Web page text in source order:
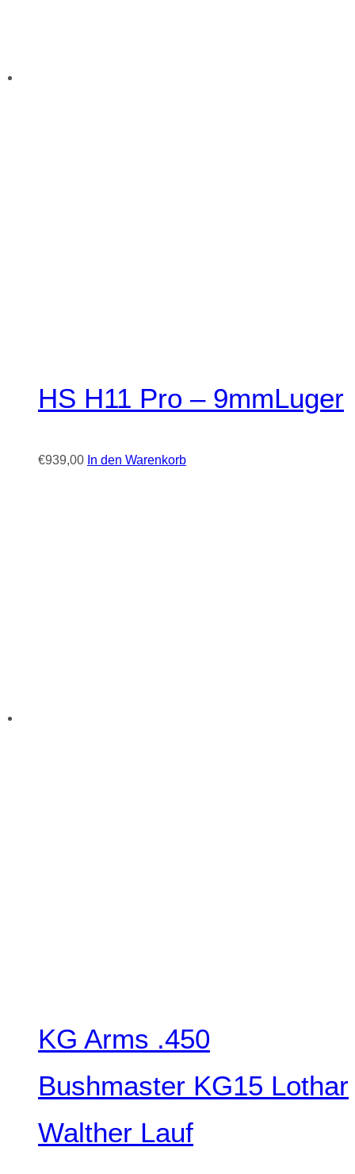
HS H11 Pro – 9mmLuger
€939,00 In den Warenkorb
KG Arms .450
Bushmaster KG15 Lothar
Walther Lauf